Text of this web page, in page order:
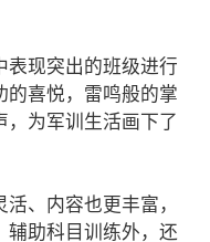
现突出的班级进行
的喜悦，雷鸣般的掌
，为军训生活画下了
、内容也更丰富，
辅助科目训练外，还